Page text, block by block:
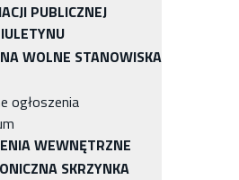
PUBLICZNEJ
WOLNE STANOWISKA
ogłoszenia
WEWNĘTRZNE
SKRZYNKA